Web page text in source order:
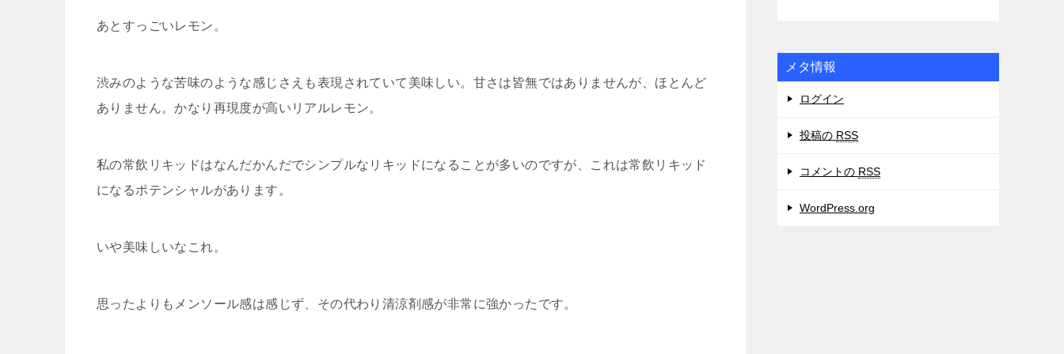
あとすっごいレモン。
渋みのような苦味のような感じさえも表現されていて美味しい。甘さは皆無ではありませんが、ほとんど
ありません。かなり再現度が高いリアルレモン。
私の常飲リキッドはなんだかんだでシンプルなリキッドになることが多いのですが、これは常飲リキッド
になるポテンシャルがあります。
いや美味しいなこれ。
思ったよりもメンソール感は感じず、その代わり清涼剤感が非常に強かったです。
メタ情報
ログイン
投稿の RSS
コメントの RSS
WordPress.org